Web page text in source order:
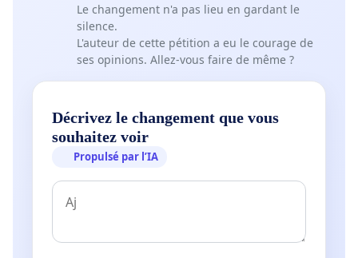
Le changement n'a pas lieu en gardant le
silence.
L'auteur de cette pétition a eu le courage de
ses opinions. Allez-vous faire de même ?
Décrivez le changement que vous
souhaitez voir
Propulsé par l’IA